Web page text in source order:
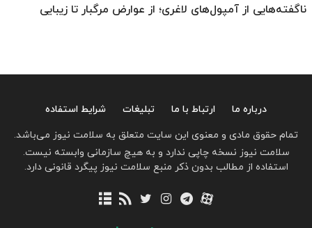
ناگفته‌هایی از آمپول‌های لاغری؛ از عوارض مرگبار تا زیبایی
درباره ما ارتباط با ما تبلیغات
شرایط استفاده
تمام حقوق مادی و معنوی این سایت متعلق به سلامت نیوز می‌باشد.
سلامت نیوز نسخه چاپی ندارد و به هیچ سازمانی وابسته نیست.
استفاده از مطالب بدون ذکر منبع سلامت نیوز پیگرد قانونی دارد.